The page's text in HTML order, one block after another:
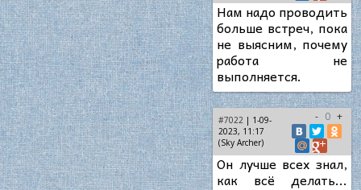
Нам надо проводить
больше встреч, пока
не выясним, почему
работа не
выполняется.
#7022 | 1-09-
2023, 11:17
(Sky Archer)
- 0 +
Он лучше всех знал,
как всё делать...